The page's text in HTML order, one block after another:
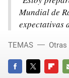
Mundial de
expectativas
TEMAS